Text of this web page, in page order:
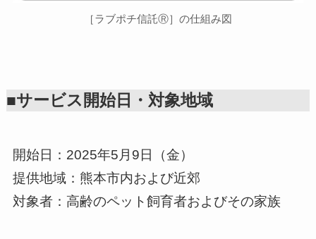
［ラブポチ信託Ⓡ］の仕組み図
■サービス開始日・対象地域
開始日：2025年5月9日（金）
提供地域：熊本市内および近郊
対象者：高齢のペット飼育者およびその家族